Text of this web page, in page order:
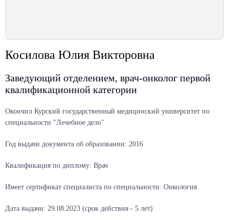
Косилова Юлия Викторовна
Заведующий отделением, врач-онколог первой
квалификационной категории
Окончил Курский государственный медицинский университет по
специальности "Лечебное дело"
Год выдачи документа об образовании: 2016
Квалификация по диплому: Врач
Имеет сертификат специалиста по специальности: Онкология
Дата выдачи: 29.08.2023 (срок действия - 5 лет)